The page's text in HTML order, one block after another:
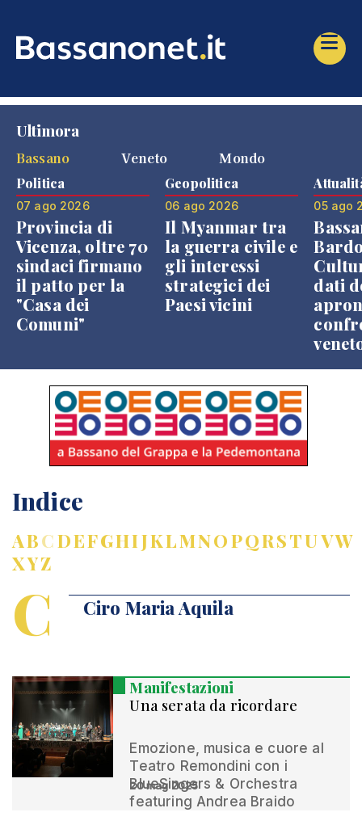
Ultimora
Bassano
Veneto Mondo
Politica
07 ago 2026
Provincia di
Vicenza, oltre 70
sindaci firmano
il patto per la
"Casa dei
Comuni"
Geopolitica
06 ago 2026
Il Myanmar tra
la guerra civile e
gli interessi
strategici dei
Paesi vicini
05 ago
dati
Indice
ABCDEFGHIJKLMNOPQRSTUVW
XYZ
C Ciro Maria Aquila
Manifestazioni
Una serata da ricordare
Emozione, musica e cuore al
Teatro Remondini con i
BlueSingers & Orchestra
featuring Andrea Braido
20 mag 2025